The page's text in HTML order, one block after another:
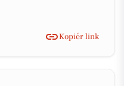
Kopiér link